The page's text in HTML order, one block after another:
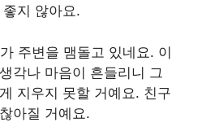
지 않아요.
주변을 맴돌고 있네요. 이
각나 마음이 흔들리니 그
지우지 못할 거예요. 친구
아질 거예요.